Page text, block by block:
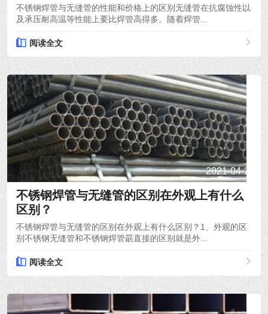
不锈钢焊管与无缝管的性能和价格上的区别无缝管在抗腐蚀性以
及承压耐高温等性能上要比焊管高得多。随着焊管...
阅读全文
2021-04-20
不锈钢焊管与无缝管的区别在外观上有什么
区别？
不锈钢焊管与无缝管的区别在外观上有什么区别？1、外观的区
别不锈钢无缝管和不锈钢焊管朂直接的区别就是外...
阅读全文